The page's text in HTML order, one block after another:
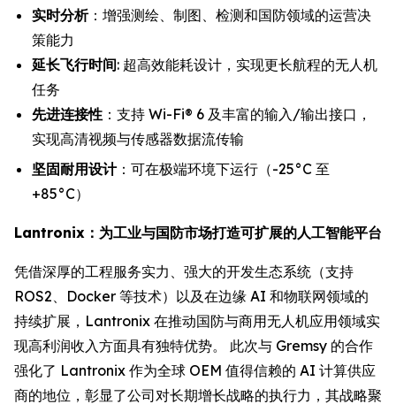
实时分析：增强测绘、制图、检测和国防领域的运营决
策能力
延长飞行时间: 超高效能耗设计，实现更长航程的无人机
任务
先进连接性 ：支持 Wi-Fi® 6 及丰富的输入/输出接口，
实现高清视频与传感器数据流传输
坚固耐用设计：可在极端环境下运行（-25°C 至
+85°C）
Lantronix：为工业与国防市场打造可扩展的人工智能平台
凭借深厚的工程服务实力、强大的开发生态系统（支持
ROS2、Docker 等技术）以及在边缘 AI 和物联网领域的
持续扩展，Lantronix 在推动国防与商用无人机应用领域实
现高利润收入方面具有独特优势。 此次与 Gremsy 的合作
强化了 Lantronix 作为全球 OEM 值得信赖的 AI 计算供应
商的地位，彰显了公司对长期增长战略的执行力，其战略聚